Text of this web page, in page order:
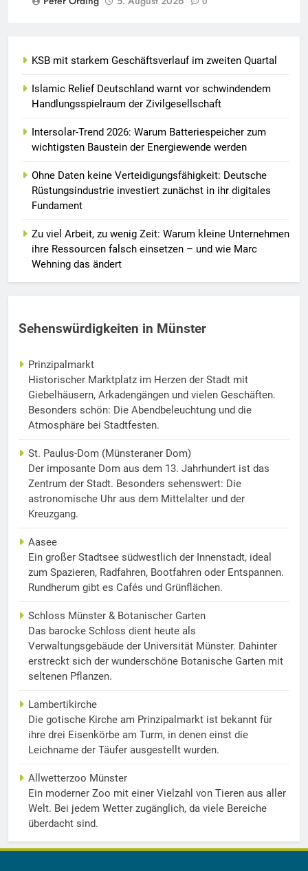
KSB mit starkem Geschäftsverlauf im zweiten Quartal
Islamic Relief Deutschland warnt vor schwindendem
Handlungsspielraum der Zivilgesellschaft
Intersolar-Trend 2026: Warum Batteriespeicher zum
wichtigsten Baustein der Energiewende werden
Ohne Daten keine Verteidigungsfähigkeit: Deutsche
Rüstungsindustrie investiert zunächst in ihr digitales
Fundament
Zu viel Arbeit, zu wenig Zeit: Warum kleine Unternehmen
ihre Ressourcen falsch einsetzen – und wie Marc
Wehning das ändert
Sehenswürdigkeiten in Münster
Prinzipalmarkt
Historischer Marktplatz im Herzen der Stadt mit
Giebelhäusern, Arkadengängen und vielen Geschäften.
Besonders schön: Die Abendbeleuchtung und die
Atmosphäre bei Stadtfesten.
St. Paulus-Dom (Münsteraner Dom)
Der imposante Dom aus dem 13. Jahrhundert ist das
Zentrum der Stadt. Besonders sehenswert: Die
astronomische Uhr aus dem Mittelalter und der
Kreuzgang.
Aasee
Ein großer Stadtsee südwestlich der Innenstadt, ideal
zum Spazieren, Radfahren, Bootfahren oder Entspannen.
Rundherum gibt es Cafés und Grünflächen.
Schloss Münster & Botanischer Garten
Das barocke Schloss dient heute als
Verwaltungsgebäude der Universität Münster. Dahinter
erstreckt sich der wunderschöne Botanische Garten mit
seltenen Pflanzen.
Lambertikirche
Die gotische Kirche am Prinzipalmarkt ist bekannt für
ihre drei Eisenkörbe am Turm, in denen einst die
Leichname der Täufer ausgestellt wurden.
Allwetterzoo Münster
Ein moderner Zoo mit einer Vielzahl von Tieren aus aller
Welt. Bei jedem Wetter zugänglich, da viele Bereiche
überdacht sind.